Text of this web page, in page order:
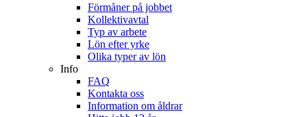
Förmåner på jobbet
Kollektivavtal
Typ av arbete
Lön efter yrke
Olika typer av lön
Info
FAQ
Kontakta oss
Information om åldrar